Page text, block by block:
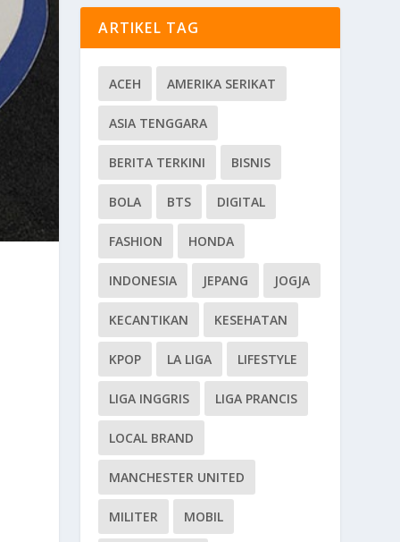
ARTIKEL TAG
ACEH AMERIKA SERIKAT
ASIA TENGGARA
BERITA TERKINI BISNIS
BOLA BTS DIGITAL
FASHION HONDA
INDONESIA JEPANG JOGJA
KECANTIKAN KESEHATAN
KPOP LA LIGA LIFESTYLE
LIGA INGGRIS LIGA PRANCIS
LOCAL BRAND
MANCHESTER UNITED
MILITER MOBIL